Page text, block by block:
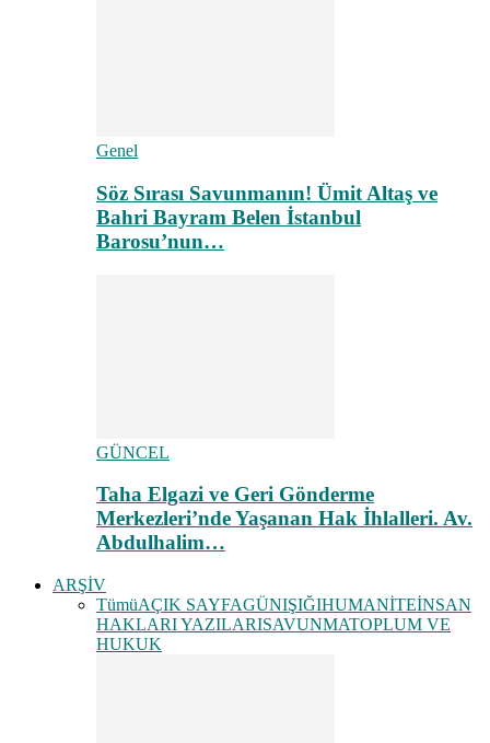
Genel
Söz Sırası Savunmanın! Ümit Altaş ve
Bahri Bayram Belen İstanbul
Barosu’nun…
GÜNCEL
Taha Elgazi ve Geri Gönderme
Merkezleri’nde Yaşanan Hak İhlalleri. Av.
Abdulhalim…
ARŞİV
TümüAÇIK SAYFAGÜNIŞIĞIHUMANİTEİNSAN
HAKLARI YAZILARISAVUNMATOPLUM VE
HUKUK